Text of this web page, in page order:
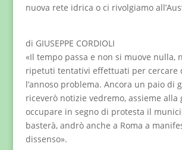
nuova rete idrica o ci rivolgiamo
di GIUSEPPE CORDIOLI
«Il tempo passa e non si muove nulla,
ripetuti tentativi effettuati per cercare
l’annoso problema. Ancora un paio di
riceverò notizie vedremo, assieme alla
occupare in segno di protesta il
basterà, andrò anche a Roma a
dissenso».